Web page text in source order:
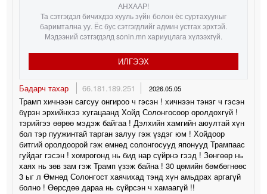
АНХААР!
Та сэтгэгдэл бичихдээ хууль зүйн болон ёс суртахууныг
баримтална уу. Ёс бус сэтгэгдлийг админ устгах эрхтэй.
Мэдээний сэтгэгдэлд sonin.mn хариуцлага хүлээхгүй.
ИЛГЭЭХ
Бадарч тахар 66.181.189.251 2026.05.05
Трамп хичнээн сагсуу онгироо ч гэсэн ! хичнээн тэнэг ч гэсэн
бүрэн эрхийнхээ хугацаанд Хойд Солонгосоор оролдохгүй !
тэрийгээ өөрөө мэдэж байгаа ! Дэлхийн хамгийн аюултай хүн
бол тэр пуужинтай тарган залуу гэж үздэг юм ! Хойдоор
битгий оролдоорой гэж өмнөд солонгосууд японууд Трампаас
гуйдаг гэсэн ! хомрогонд нь бид нар сүйрнэ гээд ! Зөнгөөр нь
хаях нь зөв зам гэж Трамп үзэж байна ! 30 цөмийн бөмбөгнөөс
3 ыг л Өмнөд Солонгост хаячихад тэнд хүн амьдрах аргагүй
болно ! Өөрсдөө дараа нь сүйрсэн ч хамаагүй !!